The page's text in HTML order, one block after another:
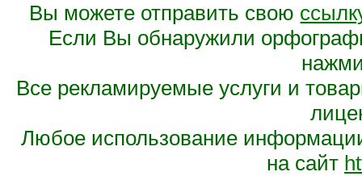
Вы можете отправить свою
Если Вы обнаружили
Все рекламируемые услуги и
Любое использование
на сайт